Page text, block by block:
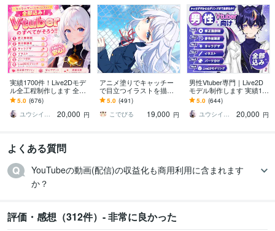
実績1700件！Live2Dモデ
ル全工程制作します 全工
程完結｜修正無制限｜著
作権譲渡込｜初心者も安
心
5.0 (676)
ユウシイ＠Vtuber制作
20,000 円
アニメ塗りでキャッチー
で目立つイラストを描き
ます 動画用、スチル、ア
イコン等、目を引くイラ
ストをご希望の方に！
5.0 (491)
こでびる
19,000 円
男性Vtuber専門｜Live2D
モデル制作します 実績17
00件以上｜全工程対応・
著作権譲渡込｜初心者も
安心
5.0 (644)
ユウシイ＠Vtuber制作
20,000 円
よくある質問
YouTubeの動画(配信)の収益化も商用利用に含まれます
か？
評価・感想（312件）- 非常に良かった